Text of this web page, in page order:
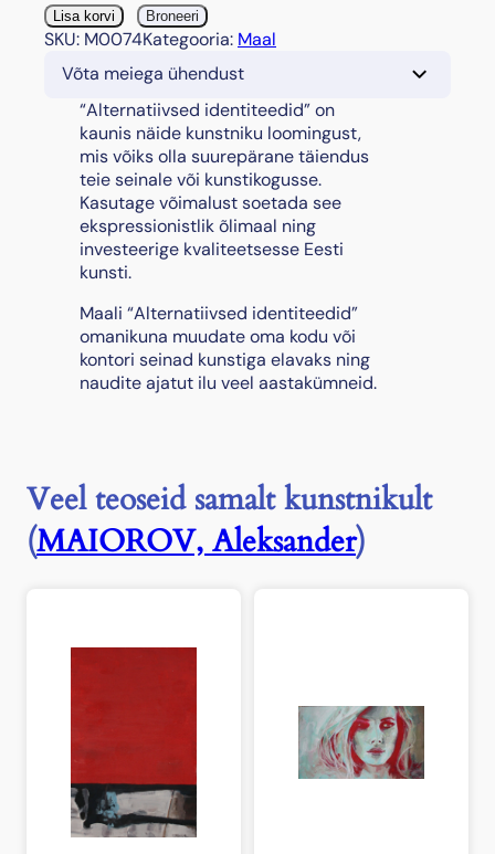
"
A
t
e
e
Lisa korvi Broneeri
SKU: M0074Kategooria: Maal
Võta meiega ühendust
“Alternatiivsed identiteedid” on
kaunis näide kunstniku loomingust,
mis võiks olla suurepärane täiendus
teie seinale või kunstikogusse.
Kasutage võimalust soetada see
ekspressionistlik õlimaal ning
investeerige kvaliteetsesse Eesti
kunsti.
Maali “Alternatiivsed identiteedid”
omanikuna muudate oma kodu või
kontori seinad kunstiga elavaks ning
naudite ajatut ilu veel aastakümneid.
Veel teoseid samalt kunstnikult
(MAIOROV, Aleksander)